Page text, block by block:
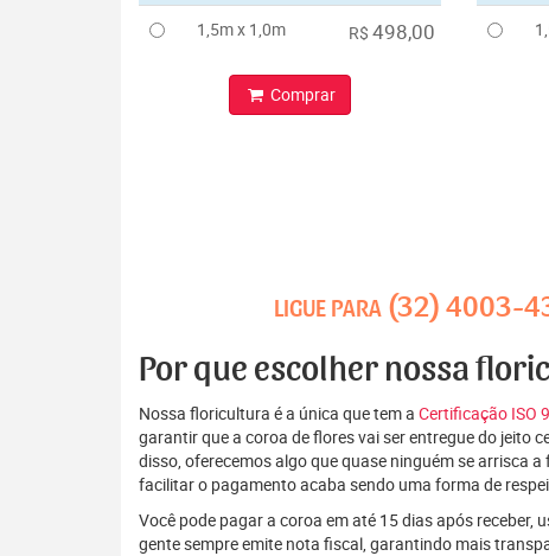
1,5m x 1,0m R$ 498,00
Comprar
LIGUE PARA (32) 4003-
Por que escolher nossa
Nossa floricultura é a única que tem a Certificação ISO
garantir que a coroa de flores vai ser entregue do jeito
disso, oferecemos algo que quase ninguém se arrisca
facilitar o pagamento acaba sendo uma forma de
Você pode pagar a coroa em até 15 dias após
gente sempre emite nota fiscal, garantindo mais